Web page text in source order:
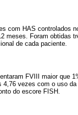
com HAS controlados
meses. Foram obtidas
de cada paciente.
FVIII maior que
vezes com o uso
do escore FISH.